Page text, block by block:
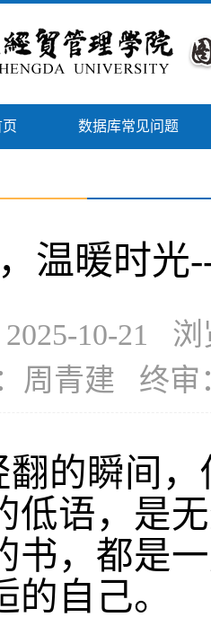
数据库常见问题
温暖时光
10-21
周青建 终
翻的瞬间
低语，是
书，都是
自己。